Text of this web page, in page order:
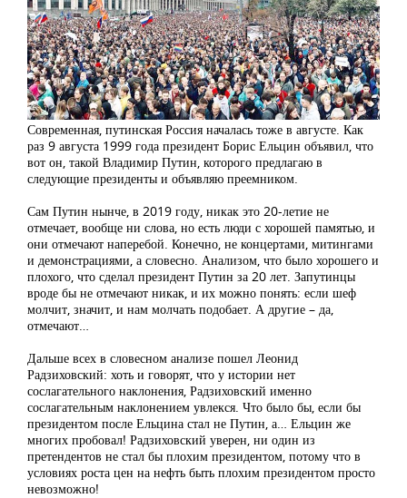
Современная, путинская Россия началась тоже в августе. Как
раз 9 августа 1999 года президент Борис Ельцин объявил, что
вот он, такой Владимир Путин, которого предлагаю в
следующие президенты и объявляю преемником.
Сам Путин нынче, в 2019 году, никак это 20-летие не
отмечает, вообще ни слова, но есть люди с хорошей памятью, и
они отмечают наперебой. Конечно, не концертами, митингами
и демонстрациями, а словесно. Анализом, что было хорошего и
плохого, что сделал президент Путин за 20 лет. Запутинцы
вроде бы не отмечают никак, и их можно понять: если шеф
молчит, значит, и нам молчать подобает. А другие – да,
отмечают…
Дальше всех в словесном анализе пошел Леонид
Радзиховский: хоть и говорят, что у истории нет
сослагательного наклонения, Радзиховский именно
сослагательным наклонением увлекся. Что было бы, если бы
президентом после Ельцина стал не Путин, а… Ельцин же
многих пробовал! Радзиховский уверен, ни один из
претендентов не стал бы плохим президентом, потому что в
условиях роста цен на нефть быть плохим президентом просто
невозможно!